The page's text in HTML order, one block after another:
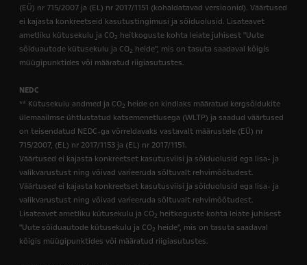
(EÜ) nr 715/2007 ja (EL) nr 2017/1151 (kohaldatavad versioonid). Väärtused
ei kajasta konkreetseid kasutustingimusi ja sõiduolusid. Lisateavet
ametliku kütusekulu ja CO2 heitkoguste kohta leiate juhisest "Uute
sõiduautode kütusekulu ja CO2 heide", mis on tasuta saadaval kõigis
müügipunktides või määratud riigiasutustes.
NEDC
** Kütusekulu andmed ja CO2 heide on kindlaks määratud kergsõidukite
ülemaailmse ühtlustatud katsemenetlusega (WLTP) ja saadud väärtused
on teisendatud NEDC-ga võrreldavaks vastavalt määrustele (EÜ) nr
715/2007, (EL) nr 2017/1153 ja (EL) nr 2017/1151.
Väärtused ei kajasta konkreetset kasutusviisi ja sõiduolusid ega lisa- ja
valikvarustust ning võivad varieeruda sõltuvalt rehvimõõtudest.
Väärtused ei kajasta konkreetset kasutusviisi ja sõiduolusid ega lisa- ja
valikvarustust ning võivad varieeruda sõltuvalt rehvimõõtudest.
Lisateavet ametliku kütusekulu ja CO2 heitkoguste kohta leiate juhisest
"Uute sõiduautode kütusekulu ja CO2 heide", mis on tasuta saadaval
kõigis müügipunktides või määratud riigiasutustes.